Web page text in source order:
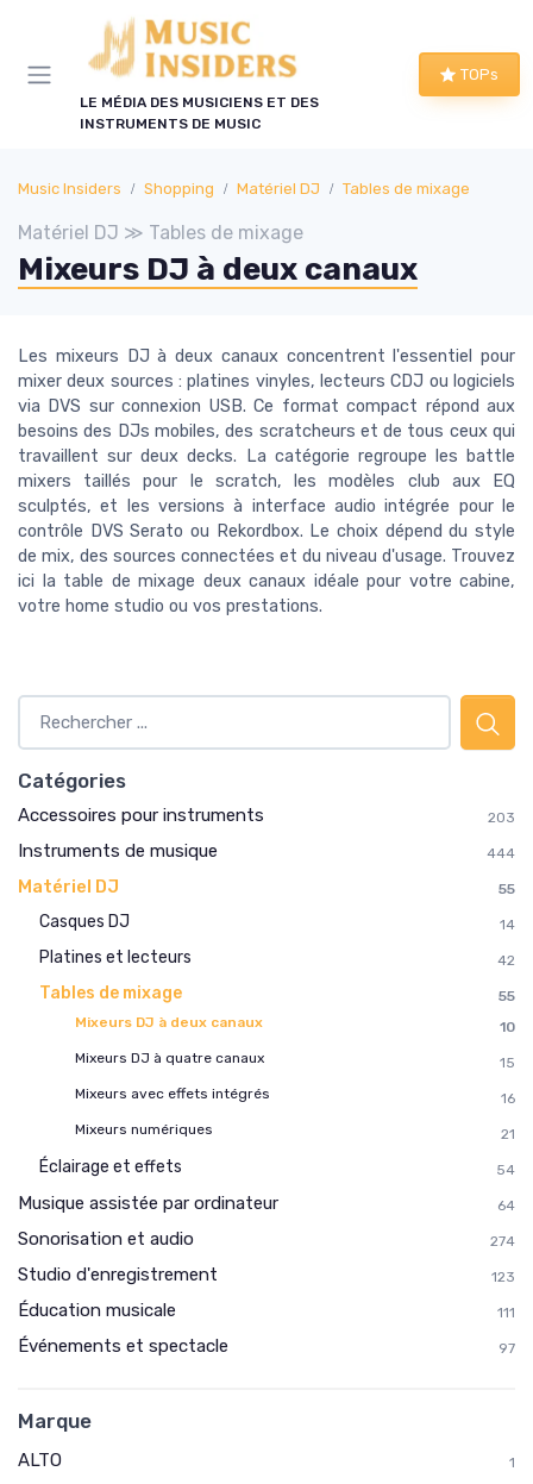
LE MÉDIA DES MUSICIENS ET DES
INSTRUMENTS DE MUSIC
TOPs
Music Insiders Shopping Matériel DJ Tables de mixage
Matériel DJ ≫ Tables de mixage
Mixeurs DJ à deux canaux
Les mixeurs DJ à deux canaux concentrent l'essentiel pour
mixer deux sources : platines vinyles, lecteurs CDJ ou logiciels
via DVS sur connexion USB. Ce format compact répond aux
besoins des DJs mobiles, des scratcheurs et de tous ceux qui
travaillent sur deux decks. La catégorie regroupe les battle
mixers taillés pour le scratch, les modèles club aux EQ
sculptés, et les versions à interface audio intégrée pour le
contrôle DVS Serato ou Rekordbox. Le choix dépend du style
de mix, des sources connectées et du niveau d'usage. Trouvez
ici la table de mixage deux canaux idéale pour votre cabine,
votre home studio ou vos prestations.
Catégories
Accessoires pour instruments 203
Instruments de musique 444
Matériel DJ 55
Casques DJ 14
Platines et lecteurs 42
Tables de mixage
55
Mixeurs DJ à deux canaux
10
Mixeurs DJ à quatre canaux
15
Mixeurs avec effets intégrés
16
Mixeurs numériques
21
Éclairage et effets 54
Musique assistée par ordinateur 64
Sonorisation et audio 274
Studio d'enregistrement 123
Éducation musicale 111
Événements et spectacle 97
Marque
ALTO 1
Panneau de gestion des cookies